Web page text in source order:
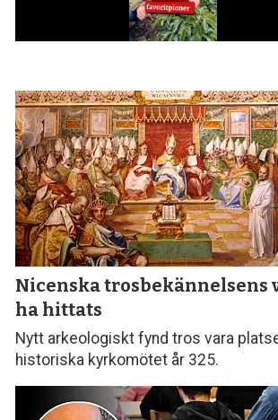
Nicenska tros­bekännelsens
ha hittats
Nytt arkeologiskt fynd tros vara
historiska kyrkomötet år 325.